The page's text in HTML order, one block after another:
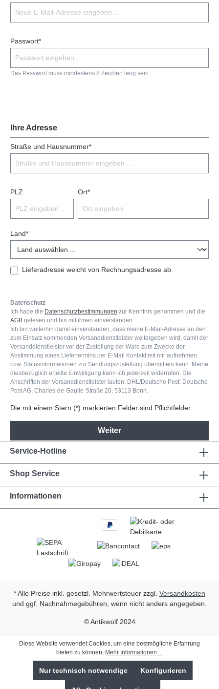
Passwort*
Das Passwort muss mindestens 8 Zeichen lang sein.
Ihre Adresse
Straße und Hausnummer*
PLZ Ort*
Land*
Lieferadresse weicht von Rechnungsadresse ab.
Datenschutz
Ich habe die Datenschutzbestimmungen zur Kenntnis genommen und die
AGB gelesen und bin mit ihnen einverstanden.
Ich bin weiterhin damit einverstanden, dass meine E-Mail-Adresse an den
zum Einsatz kommenden Versanddienstleister weitergeben wird, damit der
Versanddienstleister vor der Zustellung der Ware zum Zwecke der
Abstimmung eines Liefertermins per E-Mail Kontakt mit mir aufnehmen
bzw. Statusinformationen zur Sendungszustellung übermitteln kann. Meine
diesbezüglich erteilte Einwilligung kann ich jederzeit widerrufen. Die
Anschriften der Versanddienstleister lauten: DHL/Deutsche Post: Deutsche
Post AG, Charles-de-Gaulle-Straße 20, 53113 Bonn.
Die mit einem Stern (*) markierten Felder sind Pflichtfelder.
Weiter
Service-Hotline
Shop Service
Informationen
* Alle Preise inkl. gesetzl. Mehrwertsteuer zzgl. Versandkosten
und ggf. Nachnahmegebühren, wenn nicht anders angegeben.
© Antikwolf 2024
Diese Website verwendet Cookies, um eine bestmögliche Erfahrung
bieten zu können. Mehr Informationen ...
Nur technisch notwendige Konfigurieren